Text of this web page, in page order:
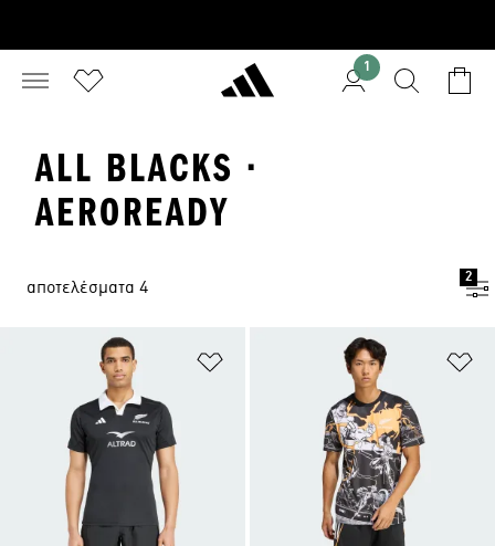
1
ALL BLACKS ·
AEROREADY
αποτελέσματα 4
2
Προσθήκη στη Λίστα Επιθυμιών